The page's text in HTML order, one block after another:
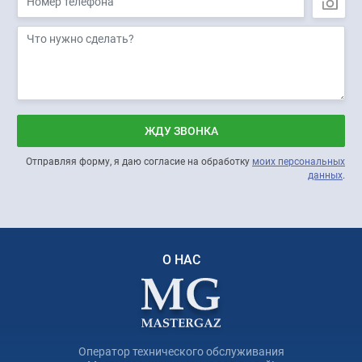
ЖДУ ЗВОНКА
Отправляя форму, я даю согласие на обработку моих персональных
данных.
О НАС
Оператор технического обслуживания